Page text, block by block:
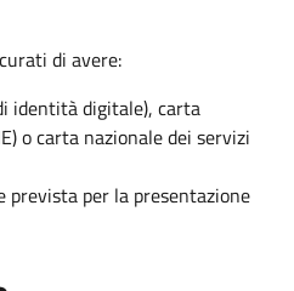
di avere:
identità digitale), carta
o carta nazionale dei servizi
per la presentazione